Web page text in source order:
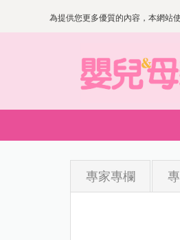
為提供您更多優質的內容，本網站
專家專欄